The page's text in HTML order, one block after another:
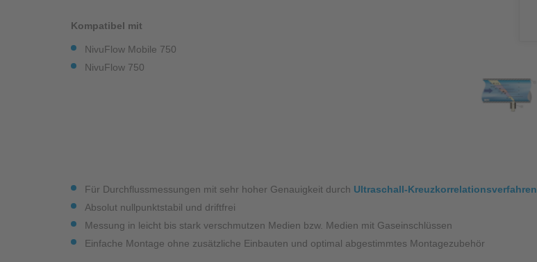
Montagezubehör
Überspannungsschutz
Kompatibel mit
NivuFlow Mobile 750
NivuFlow 750
Für Durchflussmessungen mit sehr hoher Genauigkeit durch Ultraschall-Kreuzkorrelationsverfahren
Absolut nullpunktstabil und driftfrei
Messung in leicht bis stark verschmutzen Medien bzw. Medien mit Gaseinschlüssen
Einfache Montage ohne zusätzliche Einbauten und optimal abgestimmtes Montagezubehör